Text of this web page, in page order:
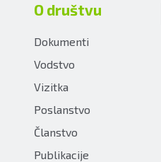
O društvu
Dokumenti
Vodstvo
Vizitka
Poslanstvo
Članstvo
Publikacije